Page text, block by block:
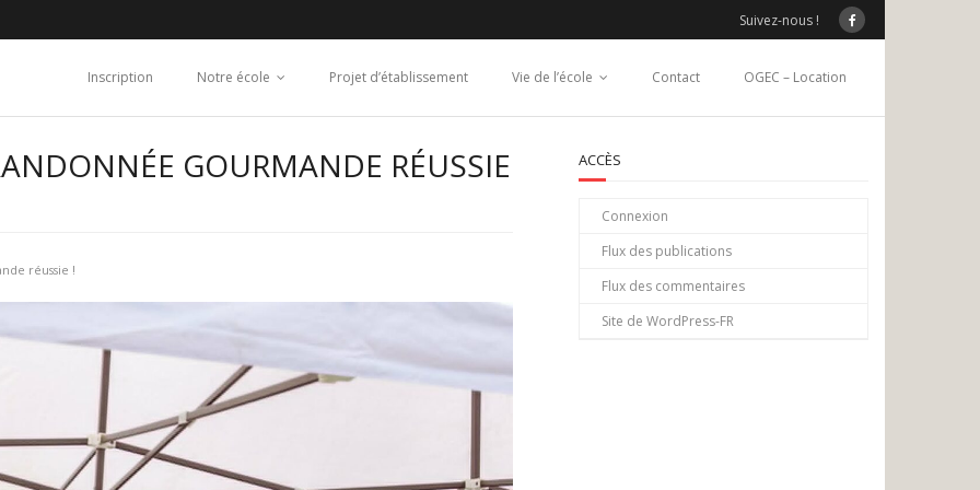
Suivez-nous !
Inscription Notre école Projet d’établissement Vie de l’école Contact OGEC – Location
GOURMANDE RÉUSSIE
réussie !
ACCÈS
Connexion
Flux des publications
Flux des commentaires
Site de WordPress-FR